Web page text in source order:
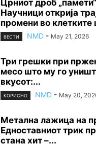
Црниот дроб
Научници открија
промени во клетките
ВЕСТИ NMD - May 21, 2026
Три грешки при
месо што му го
вкусот:...
КОРИСНО NMD - May 20,
Метална лажица на
Едноставниот трик
стана хит –...